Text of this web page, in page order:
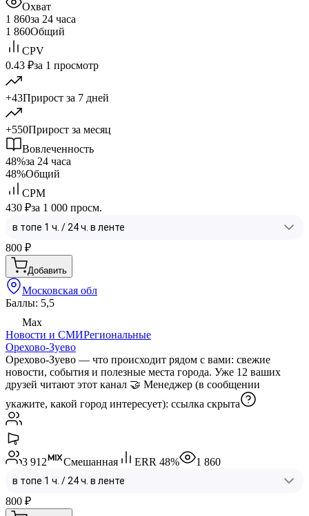
Охват
1 860за 24 часа
1 860Общий
CPV
0.43 ₽за 1 просмотр
+43Прирост за 7 дней
+550Прирост за месяц
Вовлеченность
48%за 24 часа
48%Общий
CPM
430 ₽за 1 000 просм.
800 ₽
Добавить
Московская обл
Баллы: 5,5
Max
Новости и СМИРегиональные
Орехово-Зуево
Орехово‑Зуево — что происходит рядом с вами: свежие
новости, события и полезные места города. Уже 12 ваших
друзей читают этот канал 🤝 Менеджер (в сообщении
укажите, какой город интересует): ссылка скрыта
3 912 Смешанная ERR 48% 1 860
800 ₽